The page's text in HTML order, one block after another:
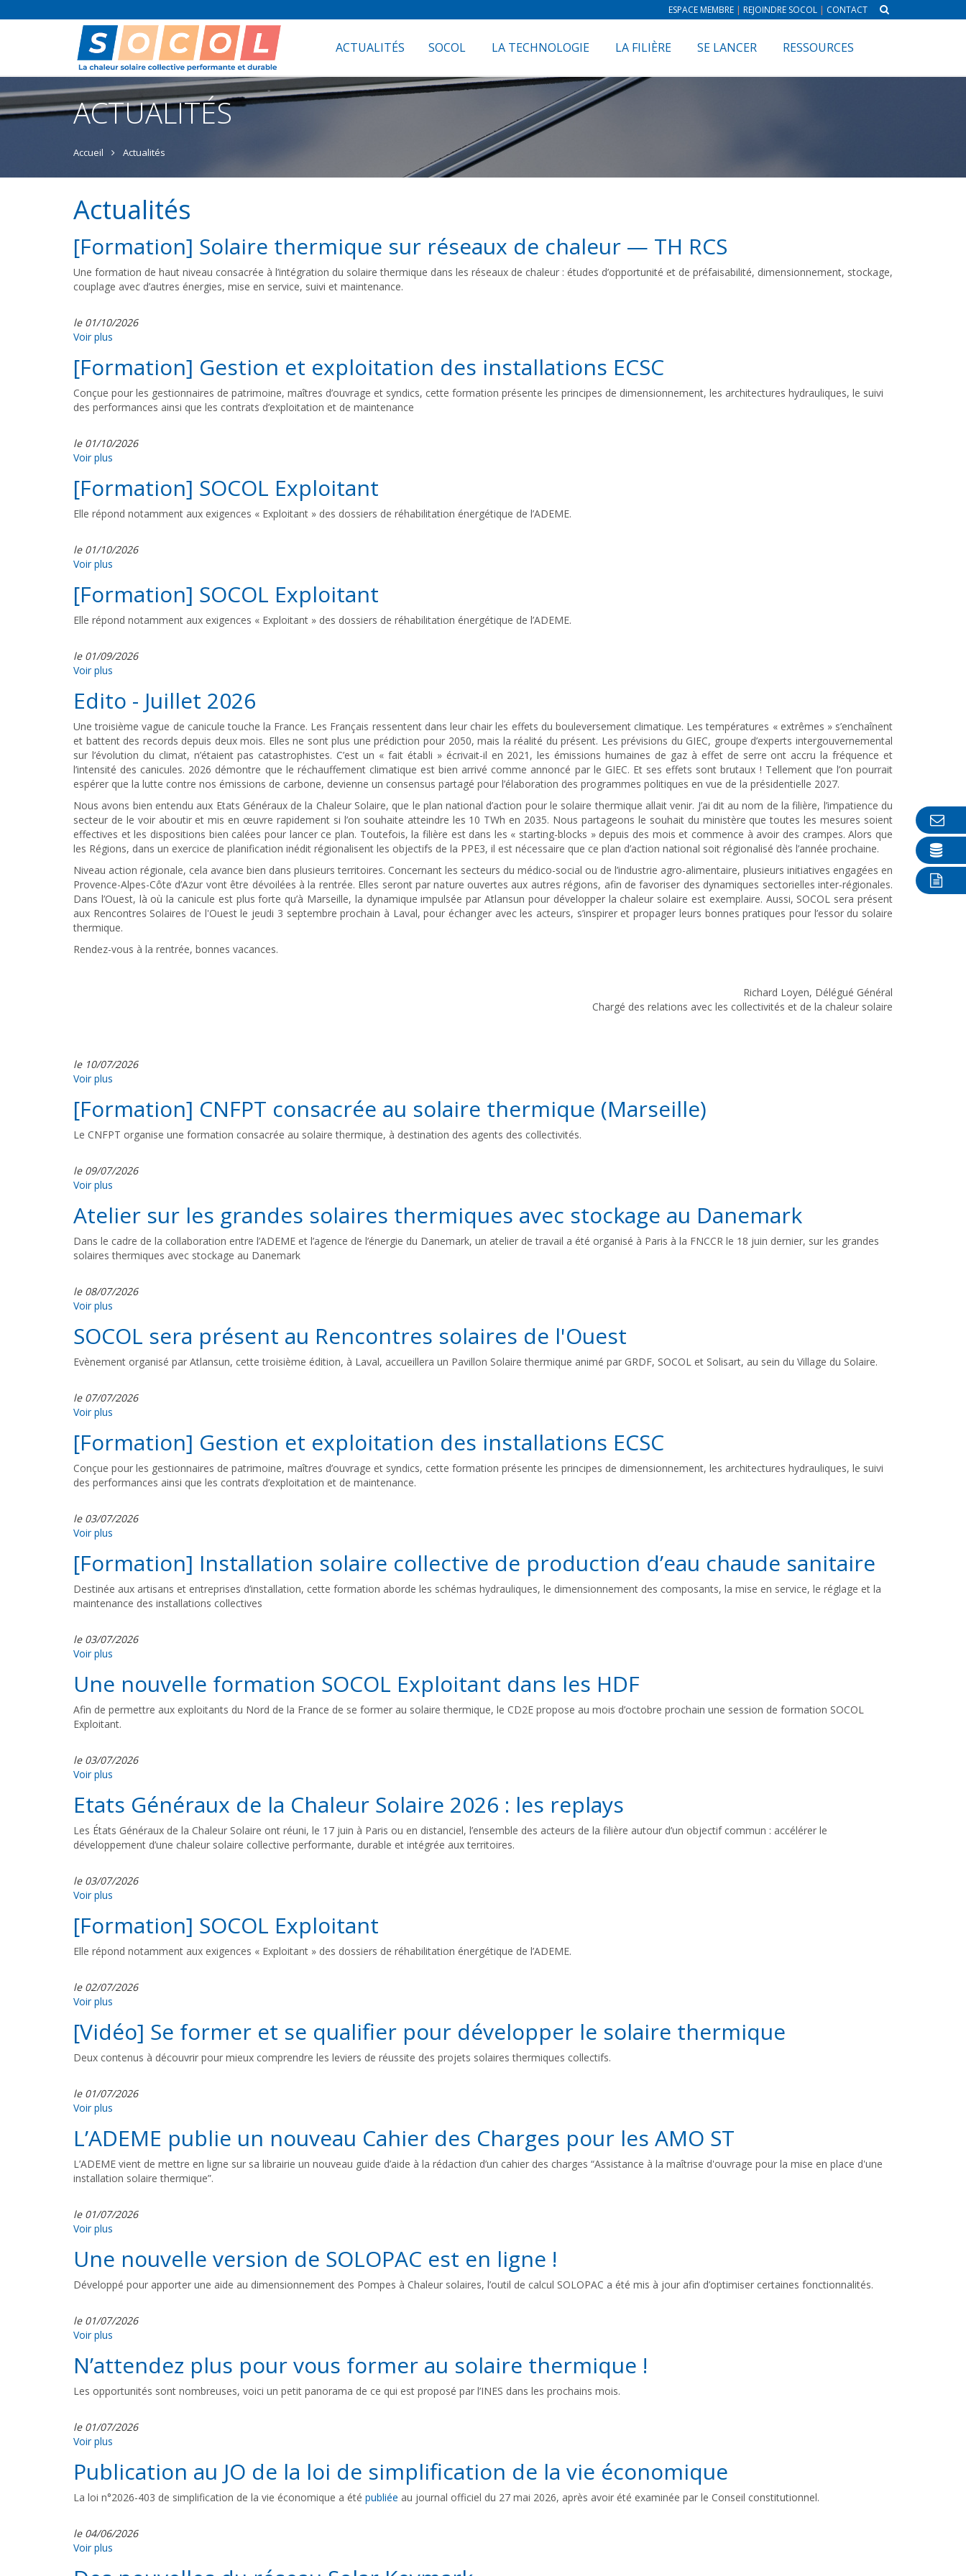
ESPACE MEMBRE | REJOINDRE SOCOL | CONTACT
ACTUALITÉS SOCOL LA TECHNOLOGIE LA FILIÈRE SE LANCER RESSOURCES
ACTUALITÉS
Accueil Actualités
Actualités
[Formation] Solaire thermique sur réseaux de chaleur — TH RCS
Une formation de haut niveau consacrée à l’intégration du solaire thermique dans les réseaux de chaleur : études d’opportunité et de préfaisabilité, dimensionnement, stockage,
couplage avec d’autres énergies, mise en service, suivi et maintenance.
le 01/10/2026
Voir plus
[Formation] Gestion et exploitation des installations ECSC
Conçue pour les gestionnaires de patrimoine, maîtres d’ouvrage et syndics, cette formation présente les principes de dimensionnement, les architectures hydrauliques, le suivi
des performances ainsi que les contrats d’exploitation et de maintenance
le 01/10/2026
Voir plus
[Formation] SOCOL Exploitant
Elle répond notamment aux exigences « Exploitant » des dossiers de réhabilitation énergétique de l’ADEME.
le 01/10/2026
Voir plus
[Formation] SOCOL Exploitant
Elle répond notamment aux exigences « Exploitant » des dossiers de réhabilitation énergétique de l’ADEME.
le 01/09/2026
Voir plus
Edito - Juillet 2026
Une troisième vague de canicule touche la France. Les Français ressentent dans leur chair les effets du bouleversement climatique. Les températures « extrêmes » s’enchaînent
et battent des records depuis deux mois. Elles ne sont plus une prédiction pour 2050, mais la réalité du présent. Les prévisions du GIEC, groupe d’experts intergouvernemental
sur l’évolution du climat, n’étaient pas catastrophistes. C’est un « fait établi » écrivait-il en 2021, les émissions humaines de gaz à effet de serre ont accru la fréquence et
l’intensité des canicules. 2026 démontre que le réchauffement climatique est bien arrivé comme annoncé par le GIEC. Et ses effets sont brutaux ! Tellement que l’on pourrait
espérer que la lutte contre nos émissions de carbone, devienne un consensus partagé pour l’élaboration des programmes politiques en vue de la présidentielle 2027.
Nous avons bien entendu aux Etats Généraux de la Chaleur Solaire, que le plan national d’action pour le solaire thermique allait venir. J’ai dit au nom de la filière, l’impatience du
secteur de le voir aboutir et mis en œuvre rapidement si l’on souhaite atteindre les 10 TWh en 2035. Nous partageons le souhait du ministère que toutes les mesures soient
effectives et les dispositions bien calées pour lancer ce plan. Toutefois, la filière est dans les « starting-blocks » depuis des mois et commence à avoir des crampes. Alors que
les Régions, dans un exercice de planification inédit régionalisent les objectifs de la PPE3, il est nécessaire que ce plan d’action national soit régionalisé dès l’année prochaine.
Niveau action régionale, cela avance bien dans plusieurs territoires. Concernant les secteurs du médico-social ou de l’industrie agro-alimentaire, plusieurs initiatives engagées en
Provence-Alpes-Côte d’Azur vont être dévoilées à la rentrée. Elles seront par nature ouvertes aux autres régions, afin de favoriser des dynamiques sectorielles inter-régionales.
Dans l’Ouest, là où la canicule est plus forte qu’à Marseille, la dynamique impulsée par Atlansun pour développer la chaleur solaire est exemplaire. Aussi, SOCOL sera présent
aux Rencontres Solaires de l'Ouest le jeudi 3 septembre prochain à Laval, pour échanger avec les acteurs, s’inspirer et propager leurs bonnes pratiques pour l’essor du solaire
thermique.
Rendez-vous à la rentrée, bonnes vacances.
Richard Loyen, Délégué Général
Chargé des relations avec les collectivités et de la chaleur solaire
le 10/07/2026
Voir plus
[Formation] CNFPT consacrée au solaire thermique (Marseille)
Le CNFPT organise une formation consacrée au solaire thermique, à destination des agents des collectivités.
le 09/07/2026
Voir plus
Atelier sur les grandes solaires thermiques avec stockage au Danemark
Dans le cadre de la collaboration entre l’ADEME et l’agence de l’énergie du Danemark, un atelier de travail a été organisé à Paris à la FNCCR le 18 juin dernier, sur les grandes
solaires thermiques avec stockage au Danemark
le 08/07/2026
Voir plus
SOCOL sera présent au Rencontres solaires de l'Ouest
Evènement organisé par Atlansun, cette troisième édition, à Laval, accueillera un Pavillon Solaire thermique animé par GRDF, SOCOL et Solisart, au sein du Village du Solaire.
le 07/07/2026
Voir plus
[Formation] Gestion et exploitation des installations ECSC
Conçue pour les gestionnaires de patrimoine, maîtres d’ouvrage et syndics, cette formation présente les principes de dimensionnement, les architectures hydrauliques, le suivi
des performances ainsi que les contrats d’exploitation et de maintenance.
le 03/07/2026
Voir plus
[Formation] Installation solaire collective de production d’eau chaude sanitaire
Destinée aux artisans et entreprises d’installation, cette formation aborde les schémas hydrauliques, le dimensionnement des composants, la mise en service, le réglage et la
maintenance des installations collectives
le 03/07/2026
Voir plus
Une nouvelle formation SOCOL Exploitant dans les HDF
Afin de permettre aux exploitants du Nord de la France de se former au solaire thermique, le CD2E propose au mois d’octobre prochain une session de formation SOCOL
Exploitant.
le 03/07/2026
Voir plus
Etats Généraux de la Chaleur Solaire 2026 : les replays
Les États Généraux de la Chaleur Solaire ont réuni, le 17 juin à Paris ou en distanciel, l’ensemble des acteurs de la filière autour d’un objectif commun : accélérer le
développement d’une chaleur solaire collective performante, durable et intégrée aux territoires.
le 03/07/2026
Voir plus
[Formation] SOCOL Exploitant
Elle répond notamment aux exigences « Exploitant » des dossiers de réhabilitation énergétique de l’ADEME.
le 02/07/2026
Voir plus
[Vidéo] Se former et se qualifier pour développer le solaire thermique
Deux contenus à découvrir pour mieux comprendre les leviers de réussite des projets solaires thermiques collectifs.
le 01/07/2026
Voir plus
L’ADEME publie un nouveau Cahier des Charges pour les AMO ST
L’ADEME vient de mettre en ligne sur sa librairie un nouveau guide d’aide à la rédaction d’un cahier des charges “Assistance à la maîtrise d'ouvrage pour la mise en place d'une
installation solaire thermique”.
le 01/07/2026
Voir plus
Une nouvelle version de SOLOPAC est en ligne !
Développé pour apporter une aide au dimensionnement des Pompes à Chaleur solaires, l’outil de calcul SOLOPAC a été mis à jour afin d’optimiser certaines fonctionnalités.
le 01/07/2026
Voir plus
N’attendez plus pour vous former au solaire thermique !
Les opportunités sont nombreuses, voici un petit panorama de ce qui est proposé par l’INES dans les prochains mois.
le 01/07/2026
Voir plus
Publication au JO de la loi de simplification de la vie économique
La loi n°2026-403 de simplification de la vie économique a été publiée au journal officiel du 27 mai 2026, après avoir été examinée par le Conseil constitutionnel.
le 04/06/2026
Voir plus